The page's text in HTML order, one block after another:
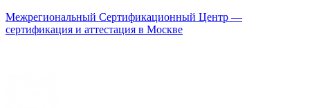
Межрегиональный Сертификационный Центр —
сертификация и аттестация в Москве